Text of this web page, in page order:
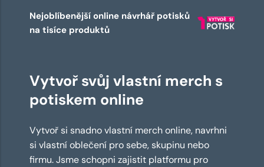
Nejoblíbenější online návrhář potisků
na tisíce produktů
Vytvoř svůj vlastní merch s
potiskem online
Vytvoř si snadno vlastní merch online, navrhni
si vlastní oblečení pro sebe, skupinu nebo
firmu. Jsme schopni zajistit platformu pro